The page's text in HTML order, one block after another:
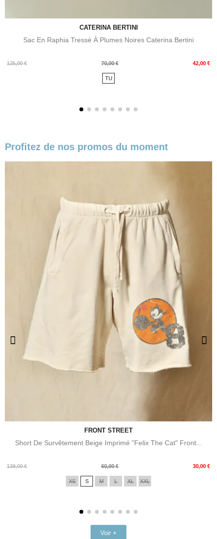
CATERINA BERTINI
Sac En Raphia Tressé À Plumes Noires Caterina Bertini
125,00 €
Prix
70,00 € 42,00 €
Prix
TU
Profitez de nos promos du moment
FRONT STREET
Short De Survêtement Beige Imprimé "Felix The Cat" Front...
139,00 €
Prix
60,00 € 30,00 €
Prix
XS S M L XL XXL
Voir +